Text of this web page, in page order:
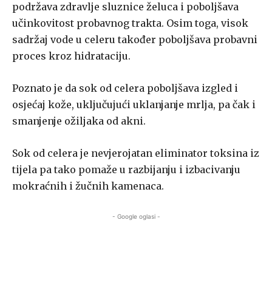
podržava zdravlje sluznice želuca i poboljšava
učinkovitost probavnog trakta. Osim toga, visok
sadržaj vode u celeru također poboljšava probavni
proces kroz hidrataciju.
Poznato je da sok od celera poboljšava izgled i
osjećaj kože, uključujući uklanjanje mrlja, pa čak i
smanjenje ožiljaka od akni.
Sok od celera je nevjerojatan eliminator toksina iz
tijela pa tako pomaže u razbijanju i izbacivanju
mokraćnih i žučnih kamenaca.
- Google oglasi -